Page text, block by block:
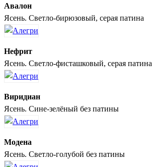
Авалон
Ясень. Светло-бирюзовый, серая патина
Нефрит
Ясень. Светло-фисташковый, серая патина
Виридиан
Ясень. Сине-зелёный без патины
Модена
Ясень. Светло-голубой без патины